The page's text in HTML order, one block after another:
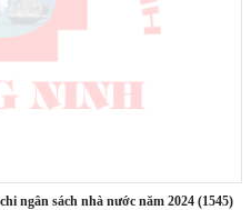
ngân sách nhà nước năm 2024 (1545)